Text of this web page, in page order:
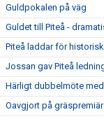
Guldpokalen på väg
Guldet till Piteå -
Piteå laddar för
Jossan gav Piteå
Härligt dubbelmöte
Oavgjort på